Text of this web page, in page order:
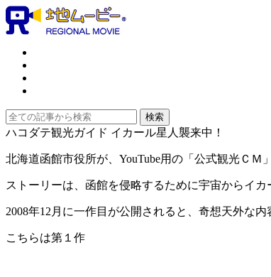
ハコダテ観光ガイド イカール星人襲来中！
北海道函館市役所が、YouTube用の「公式観光ＣＭ
ストーリーは、函館を侵略するために宇宙からイ
2008年12月に一作目が公開されると、奇想天外な
こちらは第１作